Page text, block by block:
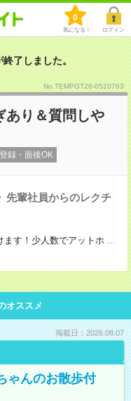
0
気になる！ ログイン
了しました。
No.TEMPGT26-0520763
あり＆質問しや
録・面接OK
先輩社員からのレクチ
す！少人数でアットホ ...
オススメ
掲載日：2026.08.07
ゃんのお散歩付